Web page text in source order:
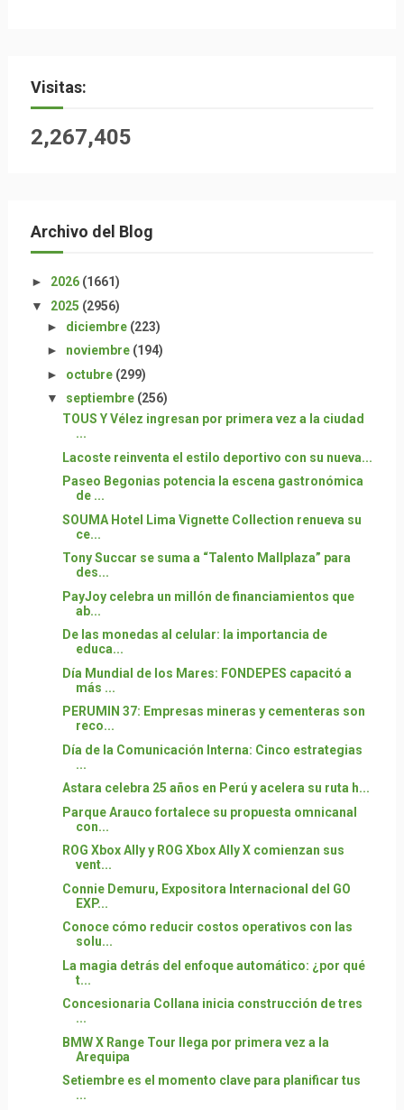
Visitas:
2,267,405
Archivo del Blog
► 2026 (1661)
▼ 2025 (2956)
► diciembre (223)
► noviembre (194)
► octubre (299)
▼ septiembre (256)
TOUS Y Vélez ingresan por primera vez a la ciudad
...
Lacoste reinventa el estilo deportivo con su nueva...
Paseo Begonias potencia la escena gastronómica
de ...
SOUMA Hotel Lima Vignette Collection renueva su
ce...
Tony Succar se suma a “Talento Mallplaza” para
des...
PayJoy celebra un millón de financiamientos que
ab...
De las monedas al celular: la importancia de
educa...
Día Mundial de los Mares: FONDEPES capacitó a
más ...
PERUMIN 37: Empresas mineras y cementeras son
reco...
Día de la Comunicación Interna: Cinco estrategias
...
Astara celebra 25 años en Perú y acelera su ruta h...
Parque Arauco fortalece su propuesta omnicanal
con...
ROG Xbox Ally y ROG Xbox Ally X comienzan sus
vent...
Connie Demuru, Expositora Internacional del GO
EXP...
Conoce cómo reducir costos operativos con las
solu...
La magia detrás del enfoque automático: ¿por qué
t...
Concesionaria Collana inicia construcción de tres
...
BMW X Range Tour llega por primera vez a la
Arequipa
Setiembre es el momento clave para planificar tus
...